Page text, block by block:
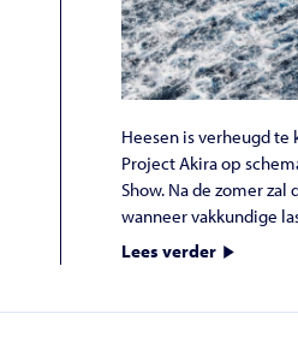
Heesen is verheugd
Project Akira op
Show. Na de zomer
wanneer vakkundige
Lees verder